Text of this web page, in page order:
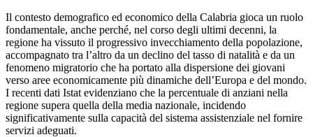
Il contesto demografico ed economico della Calabria gioca un ruolo
fondamentale, anche perché, nel corso degli ultimi decenni, la
regione ha vissuto il progressivo invecchiamento della popolazione,
accompagnato tra l’altro da un declino del tasso di natalità e da un
fenomeno migratorio che ha portato alla dispersione dei giovani
verso aree economicamente più dinamiche dell’Europa e del mondo.
I recenti dati Istat evidenziano che la percentuale di anziani nella
regione supera quella della media nazionale, incidendo
significativamente sulla capacità del sistema assistenziale nel fornire
servizi adeguati.